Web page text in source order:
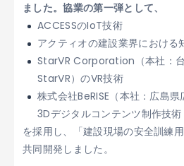
ました。協業の第一弾として、
ACCESSのIoT技術
アクティオの建設業界における
StarVR Corporation（本社：
StarVR）のVR技術
株式会社BeRISE（本社：広島
3Dデジタルコンテンツ制作技術
を採用し、「建設現場の安全訓練
共同開発しました。